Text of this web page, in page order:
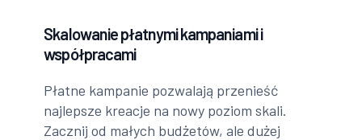
Skalowanie płatnymi kampaniami i
współpracami
Płatne kampanie pozwalają przenieść
najlepsze kreacje na nowy poziom skali.
Zacznij od małych budżetów, ale dużej